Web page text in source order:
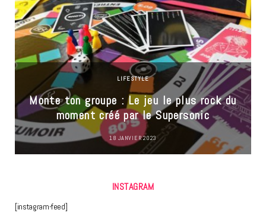
LIFESTYLE
Monte ton groupe : Le jeu le plus rock du
moment créé par le Supersonic
18 JANVIER 2023
INSTAGRAM
[instagram-feed]